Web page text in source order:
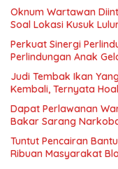
Oknum Wartawan
Soal Lokasi Kusuk
Perkuat Sinergi
Perlindungan Anak
Judi Tembak Ikan
Kembali, Ternyata
Dapat Perlawanan
Bakar Sarang
Tuntut Pencairan
Ribuan Masyarakat